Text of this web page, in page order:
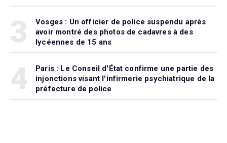
Vosges : Un officier de police suspendu après
avoir montré des photos de cadavres à des
lycéennes de 15 ans
Paris : Le Conseil d'État confirme une partie des
injonctions visant l'infirmerie psychiatrique de la
préfecture de police